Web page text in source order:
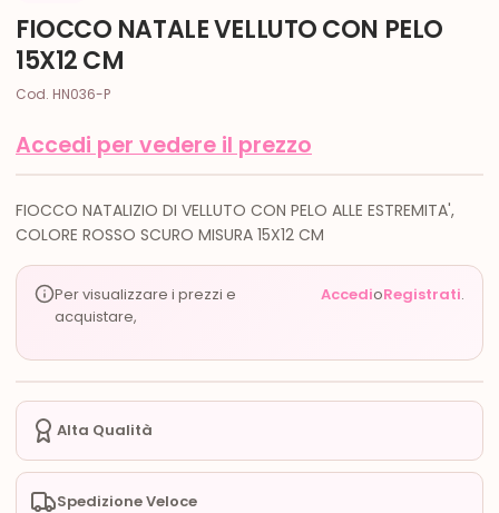
FIOCCO NATALE VELLUTO CON PELO
15X12 CM
Cod. HN036-P
Accedi per vedere il prezzo
FIOCCO NATALIZIO DI VELLUTO CON PELO ALLE ESTREMITA',
COLORE ROSSO SCURO MISURA 15X12 CM
Per visualizzare i prezzi e
acquistare,
AccedioRegistrati.
Alta Qualità
Spedizione Veloce